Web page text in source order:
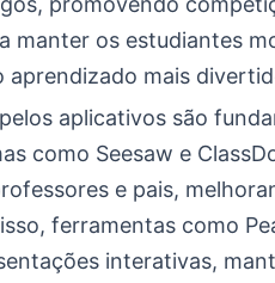
manter os estudiantes
mais
aplicativos são
como Seesaw e
e pais,
ferramentas como
interativas,